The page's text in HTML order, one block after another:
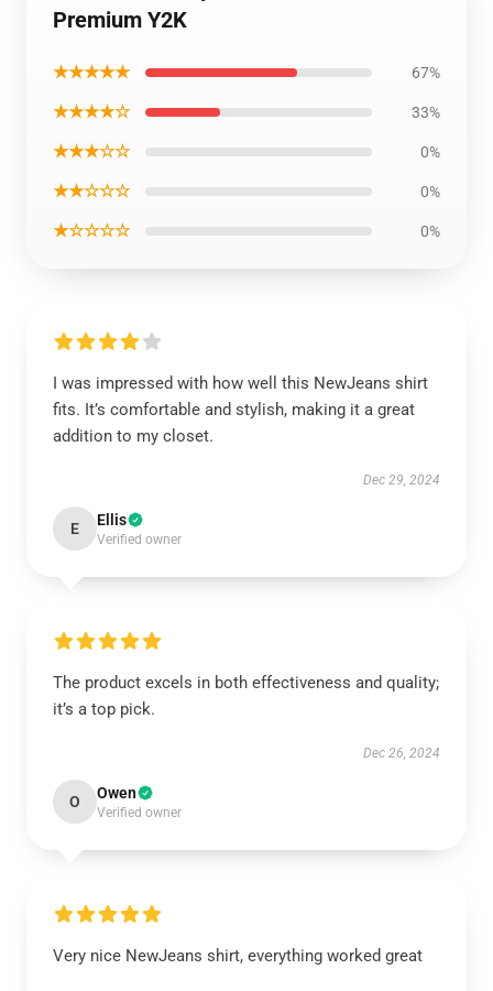
Premium Y2K
★★★★★ 67%
★★★★☆ 33%
★★★☆☆ 0%
★★☆☆☆ 0%
★☆☆☆☆ 0%
I was impressed with how well this NewJeans shirt
fits. It’s comfortable and stylish, making it a great
addition to my closet.
Dec 29, 2024
E Ellis
Verified owner
The product excels in both effectiveness and quality;
it’s a top pick.
Dec 26, 2024
O Owen
Verified owner
Very nice NewJeans shirt, everything worked great